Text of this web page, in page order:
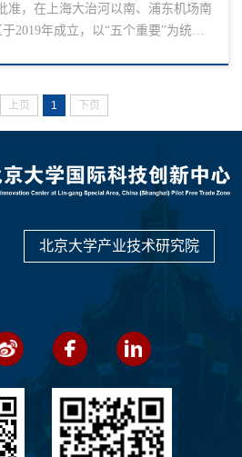
准，在上海大治河以南、浦东机场南
2019年成立，以“五个重要”为统
立新片区是以习近平同志为核心的
作出的进一步扩大开放重大战略部
上页 1 下页
北京大学产业技术研究院